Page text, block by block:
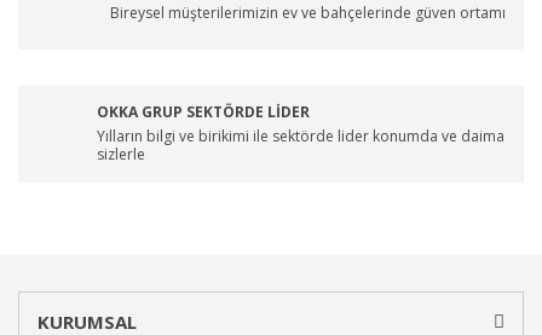
Bireysel müşterilerimizin ev ve bahçelerinde güven ortamı
OKKA GRUP SEKTÖRDE LİDER
Yılların bilgi ve birikimi ile sektörde lider konumda ve daima
sizlerle
KURUMSAL